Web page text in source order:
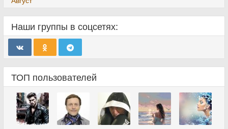
Наши группы в соцсетях:
ТОП пользователей